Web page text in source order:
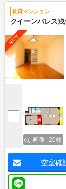
賃貸マンション
クイーンパレス浅
NEW
画像 : 20枚
空室確